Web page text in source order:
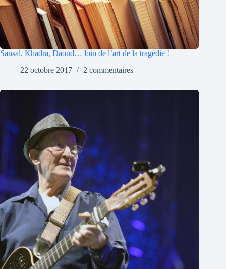
Sansal, Khadra, Daoud… loin de l’art de la tragédie !
22 octobre 2017
2 commentaires